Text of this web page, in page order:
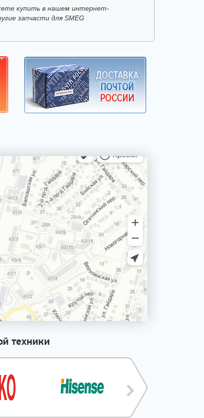
купить в нашем интернет-
запчасти для SMEG
техники